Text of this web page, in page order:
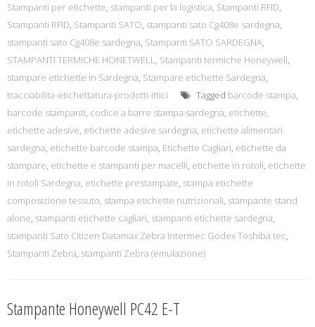
Stampanti per etichette, stampanti per la logistica, Stampanti RFID,
Stampanti RFID, Stampanti SATO, stampanti sato Cg408e sardegna,
stampanti sato Cg408e sardegna, Stampanti SATO SARDEGNA,
STAMPANTI TERMICHE HONETWELL, Stampanti termiche Honeywell,
stampare etichette in Sardegna, Stampare etichette Sardegna,
tracciabilita-etichettatura-prodotti-ittici
Tagged barcode stampa,
barcode stampanti, codice a barre stampa sardegna, etichette,
etichette adesive, etichette adesive sardegna, etichette alimentari
sardegna, etichette barcode stampa, Etichette Cagliari, etichette da
stampare, etichette e stampanti per macelli, etichette in rotoli, etichette
in rotoli Sardegna, etichette prestampate, stampa etichette
composizione tessuto, stampa etichette nutrizionali, stampante stand
alone, stampanti etichette cagliari, stampanti etichette sardegna,
stampanti Sato Citizen Datamax Zebra Intermec Godex Toshiba tec,
Stampanti Zebra, stampanti Zebra (emulazione)
Stampante Honeywell PC42 E-T